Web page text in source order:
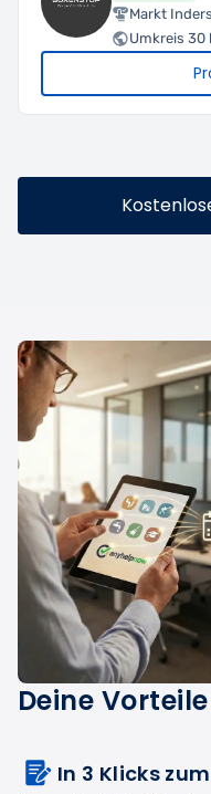
Markt
Umkreis 30
Deine
In 3 Klicks